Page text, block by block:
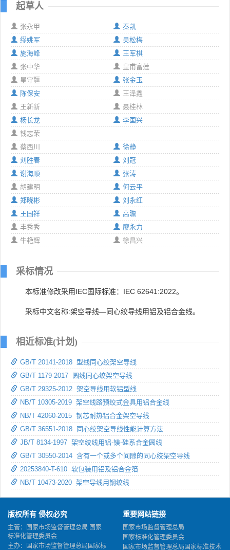
起草人
张永甲
秦凯
缪姚军
吴松梅
施海峰
王军棋
张中华
皇甫富莲
星守疆
张金玉
陈保安
王泽鑫
王新新
聂桂林
杨长龙
李国兴
钱志荣
蔡西川
徐静
刘胜春
刘冠
谢海顺
张涛
胡建明
何云平
郑晓彬
刘永红
王国祥
高瞻
丰秀秀
廖永力
牛艳辉
徐昌兴
采标情况
本标准修改采用IEC国际标准：IEC 62641:2022。
采标中文名称:架空导线—同心绞导线用铝及铝合金线。
相近标准(计划)
GB/T 20141-2018 型线同心绞架空导线
GB/T 1179-2017 圆线同心绞架空导线
GB/T 29325-2012 架空导线用软铝型线
NB/T 10305-2019 架空线路预绞式金具用铝合金线
NB/T 42060-2015 钢芯耐热铝合金架空导线
GB/T 36551-2018 同心绞架空导线性能计算方法
JB/T 8134-1997 架空绞线用铝-镁-硅系合金圆线
GB/T 30550-2014 含有一个或多个间隙的同心绞架空导线
20253840-T-610 软包装用铝及铝合金箔
NB/T 10473-2020 架空导线用钢绞线
版权所有 侵权必究
主管：国家市场监督管理总局 国家
标准化管理委员会
主办：国家市场监督管理总局国家标
重要网站链接
国家市场监督管理总局
国家标准化管理委员会
国家市场监督管理总局国家标准技术